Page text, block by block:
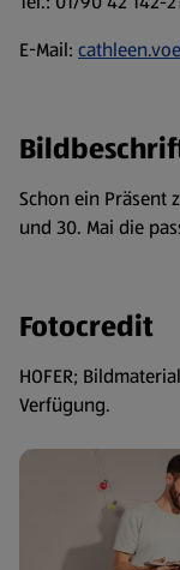
E-Mail:
Schon ein Präsent
und 30. Mai die
Fotocredit
HOFER;
Verfügung.